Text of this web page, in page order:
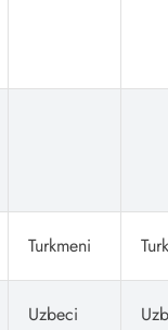
Turkmeni
Uzbeci